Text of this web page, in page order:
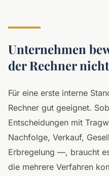
Unternehmen
der Rechner
Für eine erste interne
Rechner gut geeignet.
Entscheidungen mit
Nachfolge, Verkauf,
Erbregelung —, braucht
die mehrere Verfahren